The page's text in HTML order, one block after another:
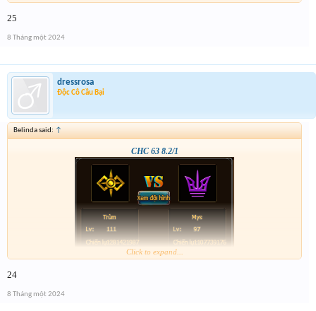
25
8 Tháng một 2024
dressrosa
Độc Cô Cầu Bại
Belinda said: ↑
CHC 63 8.2/1
Click to expand...
24
8 Tháng một 2024